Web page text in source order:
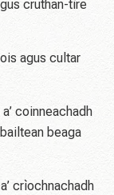
cruthan-tìre
agus cultar
coinneachadh
beaga
crìochnachadh